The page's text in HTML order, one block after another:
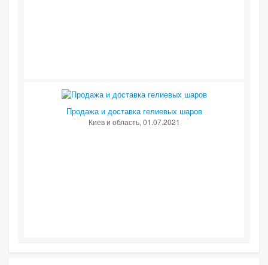
Продажа и доставка гелиевых шаров
Киев и область, 01.07.2021